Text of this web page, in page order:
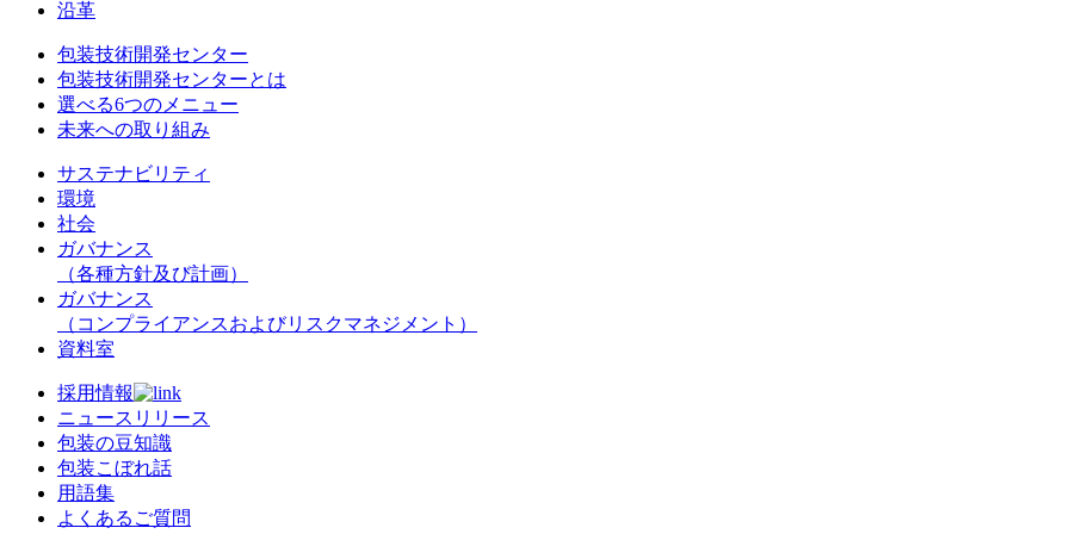
沿革
包装技術開発センター
包装技術開発センターとは
選べる6つのメニュー
未来への取り組み
サステナビリティ
環境
社会
ガバナンス
（各種方針及び計画）
ガバナンス
（コンプライアンスおよびリスクマネジメント）
資料室
採用情報
ニュースリリース
包装の豆知識
包装こぼれ話
用語集
よくあるご質問